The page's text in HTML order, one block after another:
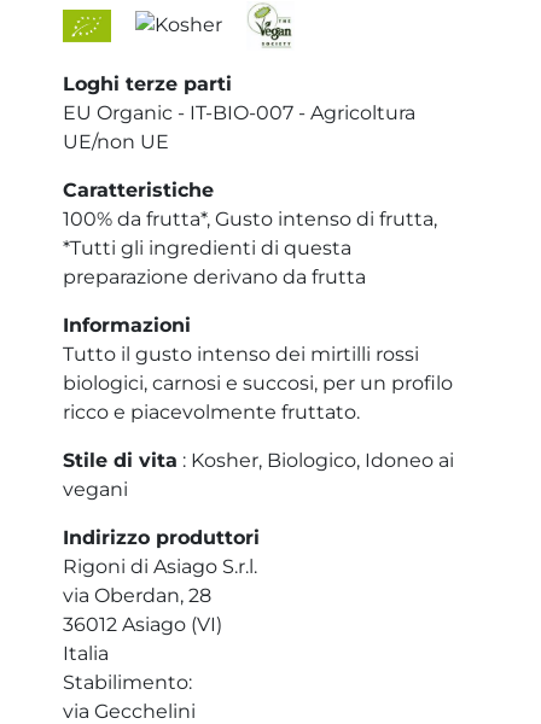
Loghi terze parti
EU Organic - IT-BIO-007 - Agricoltura
UE/non UE
Caratteristiche
100% da frutta*, Gusto intenso di frutta,
*Tutti gli ingredienti di questa
preparazione derivano da frutta
Informazioni
Tutto il gusto intenso dei mirtilli rossi
biologici, carnosi e succosi, per un profilo
ricco e piacevolmente fruttato.
Stile di vita : Kosher, Biologico, Idoneo ai
vegani
Indirizzo produttori
Rigoni di Asiago S.r.l.
via Oberdan, 28
36012 Asiago (VI)
Italia
Stabilimento:
via Gecchelini